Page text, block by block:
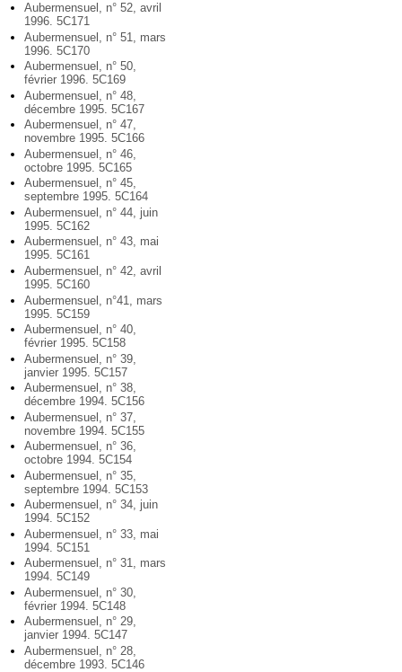
Aubermensuel, n° 52, avril
1996. 5C171
Aubermensuel, n° 51, mars
1996. 5C170
Aubermensuel, n° 50,
février 1996. 5C169
Aubermensuel, n° 48,
décembre 1995. 5C167
Aubermensuel, n° 47,
novembre 1995. 5C166
Aubermensuel, n° 46,
octobre 1995. 5C165
Aubermensuel, n° 45,
septembre 1995. 5C164
Aubermensuel, n° 44, juin
1995. 5C162
Aubermensuel, n° 43, mai
1995. 5C161
Aubermensuel, n° 42, avril
1995. 5C160
Aubermensuel, n°41, mars
1995. 5C159
Aubermensuel, n° 40,
février 1995. 5C158
Aubermensuel, n° 39,
janvier 1995. 5C157
Aubermensuel, n° 38,
décembre 1994. 5C156
Aubermensuel, n° 37,
novembre 1994. 5C155
Aubermensuel, n° 36,
octobre 1994. 5C154
Aubermensuel, n° 35,
septembre 1994. 5C153
Aubermensuel, n° 34, juin
1994. 5C152
Aubermensuel, n° 33, mai
1994. 5C151
Aubermensuel, n° 31, mars
1994. 5C149
Aubermensuel, n° 30,
février 1994. 5C148
Aubermensuel, n° 29,
janvier 1994. 5C147
Aubermensuel, n° 28,
décembre 1993. 5C146